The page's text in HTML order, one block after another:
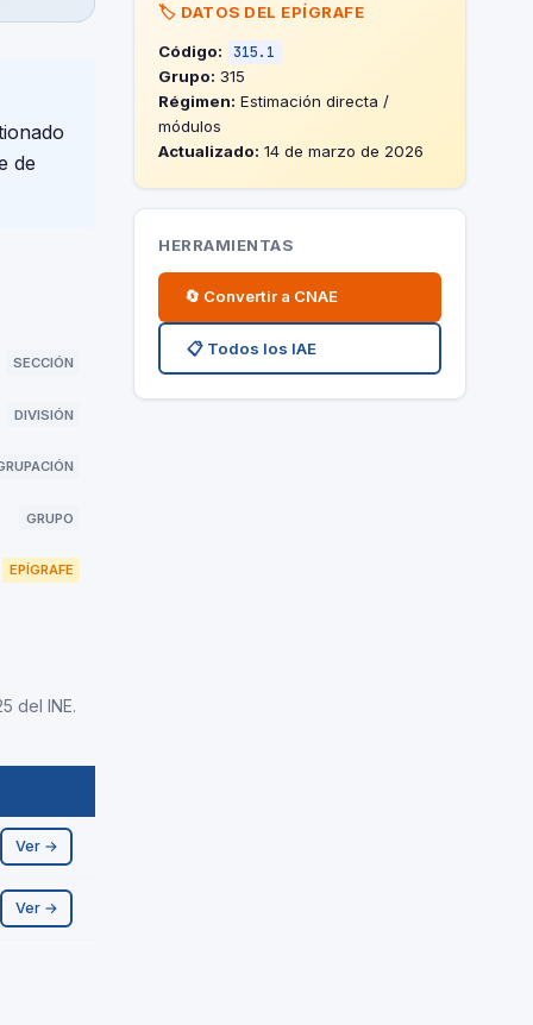
de
SECCIÓN
DIVISIÓN
GRUPO
EPÍGRAFE
del INE.
Ver →
Ver →
🏷️ DATOS DEL EPÍGRAFE
Código:
315.1
Grupo: 315
Régimen: Estimación directa /
módulos
Actualizado: 14 de marzo de 2026
HERRAMIENTAS
🔄 Convertir a CNAE
📋 Todos los IAE